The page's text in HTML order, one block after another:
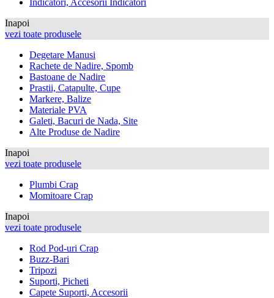
Indicatori, Accesorii Indicatori
Inapoi
vezi toate produsele
Degetare Manusi
Rachete de Nadire, Spomb
Bastoane de Nadire
Prastii, Catapulte, Cupe
Markere, Balize
Materiale PVA
Galeti, Bacuri de Nada, Site
Alte Produse de Nadire
Inapoi
vezi toate produsele
Plumbi Crap
Momitoare Crap
Inapoi
vezi toate produsele
Rod Pod-uri Crap
Buzz-Bari
Tripozi
Suporti, Picheti
Capete Suporti, Accesorii